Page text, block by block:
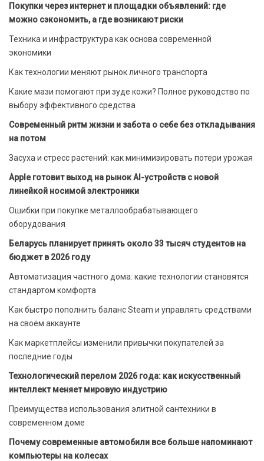
Покупки через интернет и площадки объявлений: где
можно сэкономить, а где возникают риски
Техника и инфраструктура как основа современной
экономики
Как технологии меняют рынок личного транспорта
Какие мази помогают при зуде кожи? Полное руководство по
выбору эффективного средства
Современный ритм жизни и забота о себе без откладывания
на потом
Засуха и стресс растений: как минимизировать потери урожая
Apple готовит выход на рынок AI-устройств с новой
линейкой носимой электроники
Ошибки при покупке металлообрабатывающего
оборудования
Беларусь планирует принять около 33 тысяч студентов на
бюджет в 2026 году
Автоматизация частного дома: какие технологии становятся
стандартом комфорта
Как быстро пополнить баланс Steam и управлять средствами
на своём аккаунте
Как маркетплейсы изменили привычки покупателей за
последние годы
Технологический перелом 2026 года: как искусственный
интеллект меняет мировую индустрию
Преимущества использования элитной сантехники в
современном доме
Почему современные автомобили все больше напоминают
компьютеры на колесах